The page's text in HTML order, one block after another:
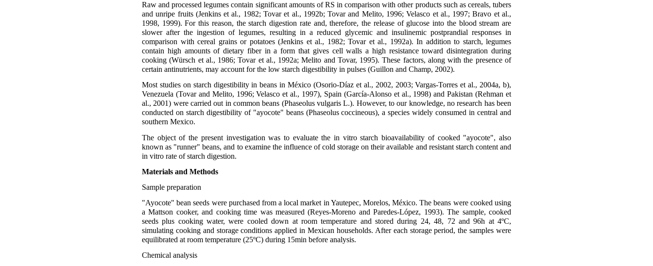
Raw and processed legumes contain significant amounts of RS in comparison with other products such as cereals, tubers
and unripe fruits (Jenkins et al., 1982; Tovar et al., 1992b; Tovar and Melito, 1996; Velasco et al., 1997; Bravo et al.,
1998, 1999). For this reason, the starch digestion rate and, therefore, the release of glucose into the blood stream are
slower after the ingestion of legumes, resulting in a reduced glycemic and insulinemic postprandial responses in
comparison with cereal grains or potatoes (Jenkins et al., 1982; Tovar et al., 1992a). In addition to starch, legumes
contain high amounts of dietary fiber in a form that gives cell walls a high resistance toward disintegration during
cooking (Würsch et al., 1986; Tovar et al., 1992a; Melito and Tovar, 1995). These factors, along with the presence of
certain antinutrients, may account for the low starch digestibility in pulses (Guillon and Champ, 2002).
Most studies on starch digestibility in beans in México (Osorio-Díaz et al., 2002, 2003; Vargas-Torres et al., 2004a, b),
Venezuela (Tovar and Melito, 1996; Velasco et al., 1997), Spain (García-Alonso et al., 1998) and Pakistan (Rehman et
al., 2001) were carried out in common beans (Phaseolus vulgaris L.). However, to our knowledge, no research has been
conducted on starch digestibility of "ayocote" beans (Phaseolus coccineous), a species widely consumed in central and
southern Mexico.
The object of the present investigation was to evaluate the in vitro starch bioavailability of cooked "ayocote", also
known as "runner" beans, and to examine the influence of cold storage on their available and resistant starch content and
in vitro rate of starch digestion.
Materials and Methods
Sample preparation
"Ayocote" bean seeds were purchased from a local market in Yautepec, Morelos, México. The beans were cooked using
a Mattson cooker, and cooking time was measured (Reyes-Moreno and Paredes-López, 1993). The sample, cooked
seeds plus cooking water, were cooled down at room temperature and stored during 24, 48, 72 and 96h at 4ºC,
simulating cooking and storage conditions applied in Mexican households. After each storage period, the samples were
equilibrated at room temperature (25ºC) during 15min before analysis.
Chemical analysis